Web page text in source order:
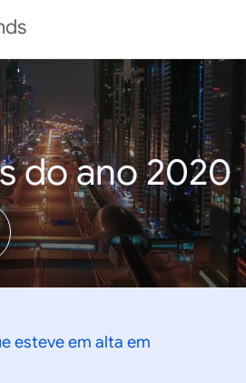
do ano 2020
esteve em alta em